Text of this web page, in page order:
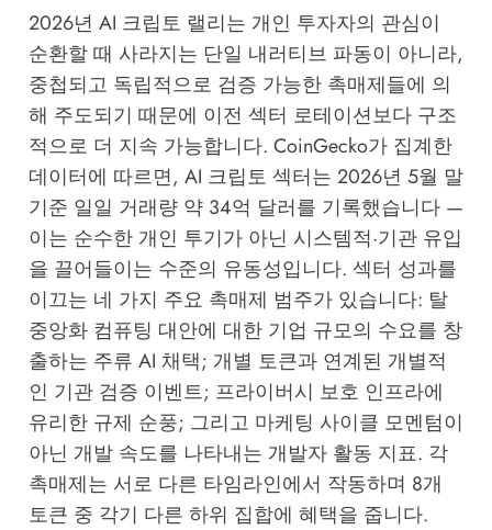
2026년 AI 크립토 랠리는 개인 투자자의 관심이
순환할 때 사라지는 단일 내러티브 파동이 아니라,
중첩되고 독립적으로 검증 가능한 촉매제들에 의
해 주도되기 때문에 이전 섹터 로테이션보다 구조
적으로 더 지속 가능합니다. CoinGecko가 집계한
데이터에 따르면, AI 크립토 섹터는 2026년 5월 말
기준 일일 거래량 약 34억 달러를 기록했습니다 —
이는 순수한 개인 투기가 아닌 시스템적·기관 유입
을 끌어들이는 수준의 유동성입니다. 섹터 성과를
이끄는 네 가지 주요 촉매제 범주가 있습니다: 탈
중앙화 컴퓨팅 대안에 대한 기업 규모의 수요를 창
출하는 주류 AI 채택; 개별 토큰과 연계된 개별적
인 기관 검증 이벤트; 프라이버시 보호 인프라에
유리한 규제 순풍; 그리고 마케팅 사이클 모멘텀이
아닌 개발 속도를 나타내는 개발자 활동 지표. 각
촉매제는 서로 다른 타임라인에서 작동하며 8개
토큰 중 각기 다른 하위 집합에 혜택을 줍니다.